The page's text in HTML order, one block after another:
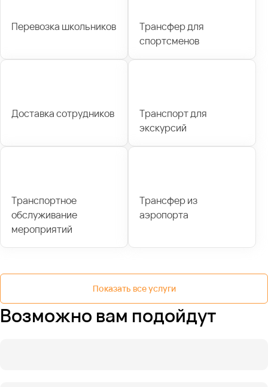
Перевозка школьников
Трансфер для
спортсменов
Доставка сотрудников
Транспорт для
экскурсий
Транспортное
обслуживание
мероприятий
Трансфер из
аэропорта
Показать все услуги
Возможно вам подойдут